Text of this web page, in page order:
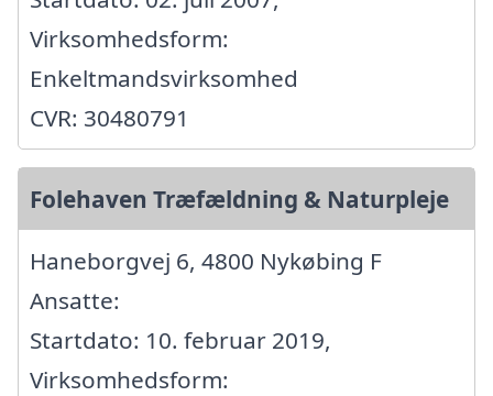
Virksomhedsform:
Enkeltmandsvirksomhed
CVR: 30480791
Folehaven Træfældning & Naturpleje
Haneborgvej 6, 4800 Nykøbing F
Ansatte:
Startdato: 10. februar 2019,
Virksomhedsform: